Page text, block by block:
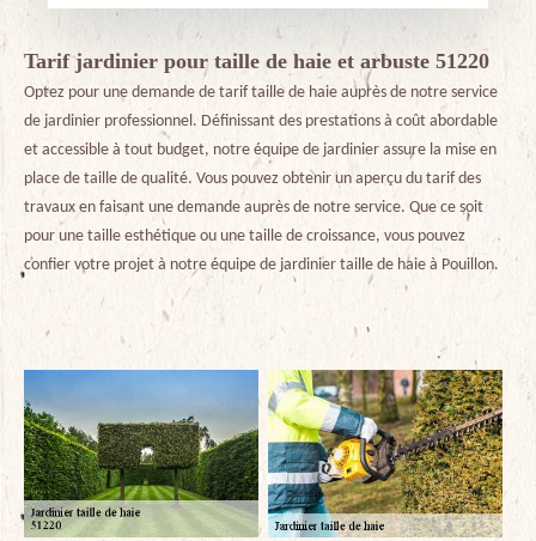
Tarif jardinier pour taille de haie et arbuste 51220
Optez pour une demande de tarif taille de haie auprès de notre service
de jardinier professionnel. Définissant des prestations à coût abordable
et accessible à tout budget, notre équipe de jardinier assure la mise en
place de taille de qualité. Vous pouvez obtenir un aperçu du tarif des
travaux en faisant une demande auprès de notre service. Que ce soit
pour une taille esthétique ou une taille de croissance, vous pouvez
confier votre projet à notre équipe de jardinier taille de haie à Pouillon.